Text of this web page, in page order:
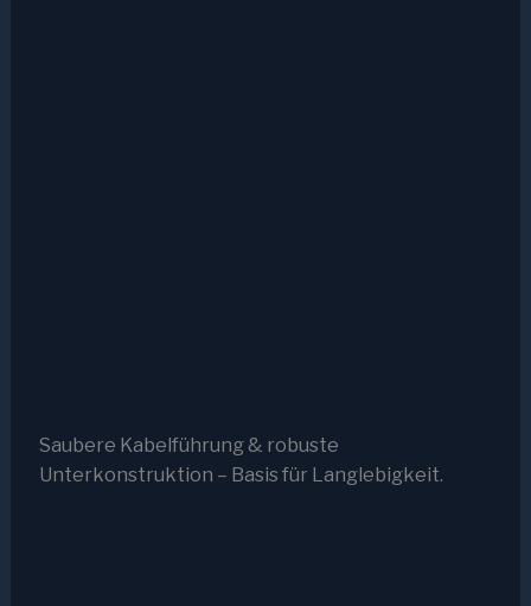
Saubere Kabelführung & robuste
Unterkonstruktion – Basis für Langlebigkeit.